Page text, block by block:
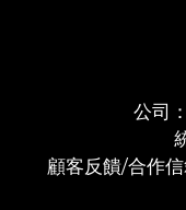
公司
顧客反饋/合作